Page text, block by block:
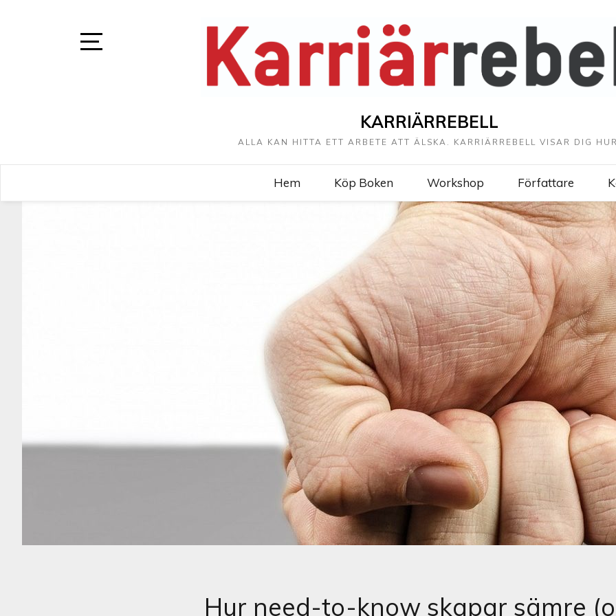
KARRIÄRREBELL
ALLA KAN HITTA ETT ARBETE ATT ÄLSKA. KARRIÄRREBELL VISAR DIG
Hem Köp Boken Workshop Författare
Hur need-to-know skapar sämre